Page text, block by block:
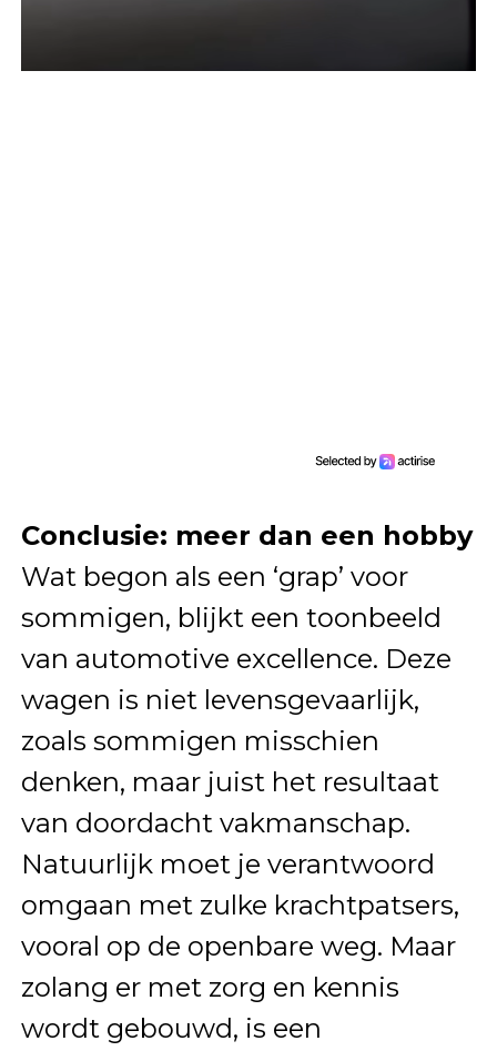
Conclusie: meer dan een hobby
Wat begon als een ‘grap’ voor
sommigen, blijkt een toonbeeld
van automotive excellence. Deze
wagen is niet levensgevaarlijk,
zoals sommigen misschien
denken, maar juist het resultaat
van doordacht vakmanschap.
Natuurlijk moet je verantwoord
omgaan met zulke krachtpatsers,
vooral op de openbare weg. Maar
zolang er met zorg en kennis
wordt gebouwd, is een